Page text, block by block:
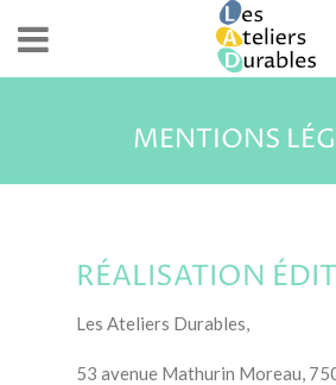
MENTIONS
RÉALISATION
Les Ateliers Durables,
53 avenue Mathurin Moreau,